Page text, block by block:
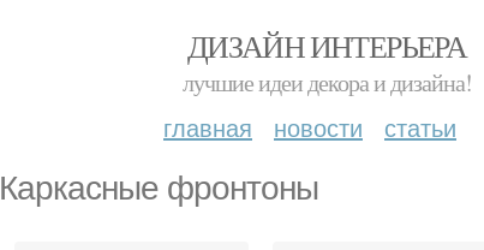
ДИЗАЙН ИНТЕРЬЕРА
лучшие идеи декора и дизайна!
главная новости статьи
Каркасные фронтоны